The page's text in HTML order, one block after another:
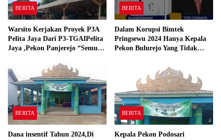
BERITA
Warsito Kerjakan Proyek P3A
Pelita Jaya Dari P3-TGAIPelita
Jaya ,Pekon Panjerejo “Semua
BERITA
Dalam Korupsi Bimtek
Pringsewu 2024 Hanya Kepala
Pekon Bulurejo Yang Tidak
BERITA
Dana insentif Tahun 2024,Di
BERITA
Kepala Pekon Podosari